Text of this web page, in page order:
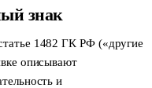
знак
1482 ГК РФ («другие
описывают
и